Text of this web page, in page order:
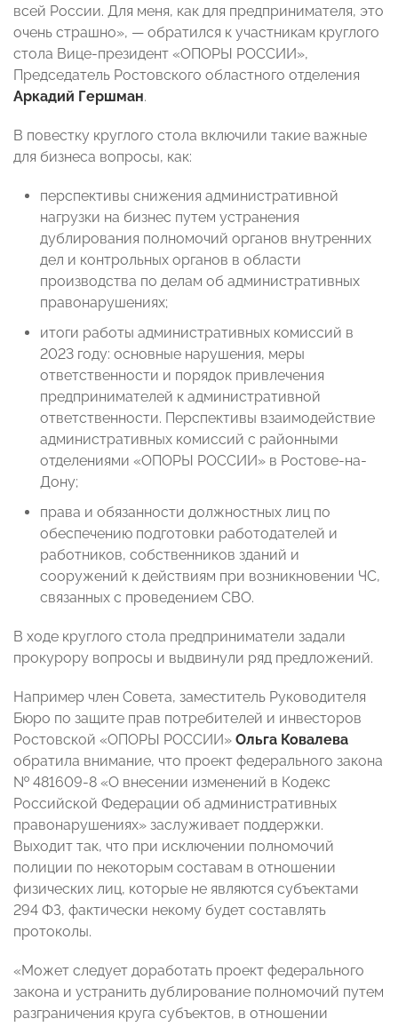
всей России. Для меня, как для предпринимателя, это
очень страшно», — обратился к участникам круглого
стола Вице-президент «ОПОРЫ РОССИИ»,
Председатель Ростовского областного отделения
Аркадий Гершман.
В повестку круглого стола включили такие важные
для бизнеса вопросы, как:
перспективы снижения административной
нагрузки на бизнес путем устранения
дублирования полномочий органов внутренних
дел и контрольных органов в области
производства по делам об административных
правонарушениях;
итоги работы административных комиссий в
2023 году: основные нарушения, меры
ответственности и порядок привлечения
предпринимателей к административной
ответственности. Перспективы взаимодействие
административных комиссий с районными
отделениями «ОПОРЫ РОССИИ» в Ростове-на-
Дону;
права и обязанности должностных лиц по
обеспечению подготовки работодателей и
работников, собственников зданий и
сооружений к действиям при возникновении ЧС,
связанных с проведением СВО.
В ходе круглого стола предприниматели задали
прокурору вопросы и выдвинули ряд предложений.
Например член Совета, заместитель Руководителя
Бюро по защите прав потребителей и инвесторов
Ростовской «ОПОРЫ РОССИИ» Ольга Ковалева
обратила внимание, что проект федерального закона
№ 481609-8 «О внесении изменений в Кодекс
Российской Федерации об административных
правонарушениях» заслуживает поддержки.
Выходит так, что при исключении полномочий
полиции по некоторым составам в отношении
физических лиц, которые не являются субъектами
294 ФЗ, фактически некому будет составлять
протоколы.
«Может следует доработать проект федерального
закона и устранить дублирование полномочий путем
разграничения круга субъектов, в отношении